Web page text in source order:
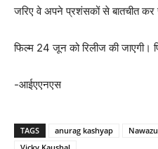
जरिए वे अपने प्रशंसकों से बातचीत
फिल्म 24 जून को रिलीज की जाएगी।
-आईएएनएस
TAGS anurag kashyap